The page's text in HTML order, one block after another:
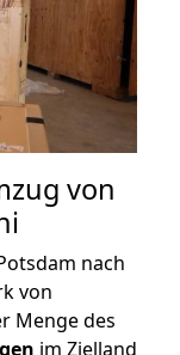
von
nach
von
Menge des
im Zielland